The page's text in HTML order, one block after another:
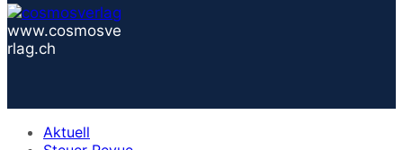
www.cosmosve
rlag.ch
Aktuell